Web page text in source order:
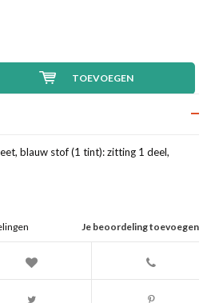
TOEVOEGEN
blauw stof (1 tint): zitting 1 deel,
Je beoordeling toevoegen